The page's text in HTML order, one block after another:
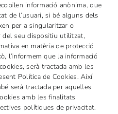
informació anònima, que
de l’usuari, si bé alguns dels
per a singularitzar o
del seu dispositiu utilitzat,
en matèria de protecció
l’informem que la informació
serà tractada amb les
Política de Cookies. Així
serà tractada per aquelles
amb les finalitats
polítiques de privacitat.